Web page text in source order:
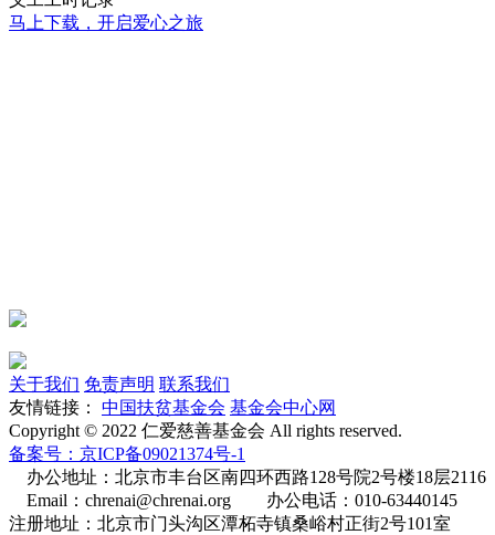
马上下载，开启爱心之旅
关于我们 免责声明 联系我们
友情链接： 中国扶贫基金会 基金会中心网
Copyright © 2022 仁爱慈善基金会 All rights reserved.
备案号：京ICP备09021374号-1
办公地址：北京市丰台区南四环西路128号院2号楼18层2116
Email：chrenai@chrenai.org 办公电话：010-63440145
注册地址：北京市门头沟区潭柘寺镇桑峪村正街2号101室